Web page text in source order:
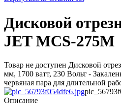
Дисковой
JET MCS-275M
Товар не доступен Дисковой
мм, 1700 ватт, 230 Вольт -
червяная пара для длительной
Описание